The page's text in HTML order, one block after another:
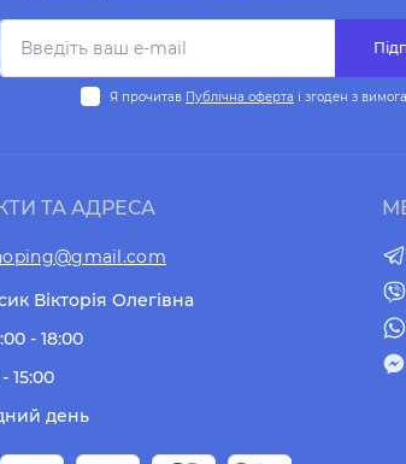
Я прочитав Публічна оферта і згоден з
ТА АДРЕСА
Вікторія Олегівна
- 18:00
15:00
день